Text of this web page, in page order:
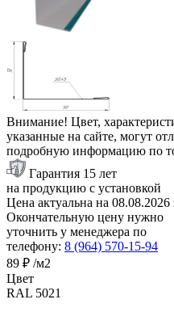
Внимание! Цвет,
указанные на сайте, могут
подробную информацию по
Гарантия 15 лет
на продукцию с установкой
Цена актуальна на 08.08.2026
Окончательную цену нужно
уточнить у менеджера по
телефону: 8 (964) 570-15-94
89 ₽ /м2
Цвет
RAL 5021